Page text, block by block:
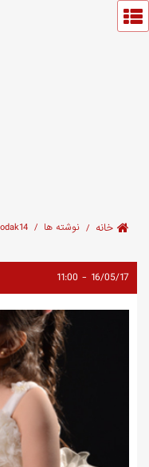
خانه نوشته ها
16/05/17 - 11:00